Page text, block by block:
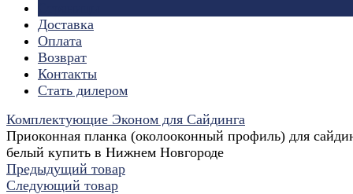
Доставка
Оплата
Возврат
Контакты
Стать дилером
Комплектующие Эконом для Сайдинга
Приоконная планка (околооконный профиль) для
белый купить в Нижнем Новгороде
Предыдущий товар
Следующий товар